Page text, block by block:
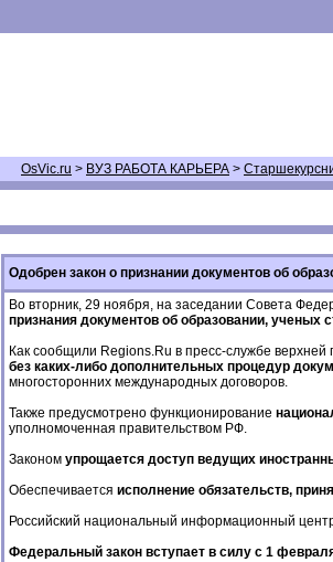
OsVic.ru > ВУЗ РАБОТА КАРЬЕРА >
Одобрен закон о признании документов об
Во вторник, 29 ноября, на заседании Совета
признания документов об образовании, ученых
Как сообщили Regions.Ru в пресс-службе
без каких-либо дополнительных процедур
многосторонних международных договоров.
Также предусмотрено функционирование
уполномоченная правительством РФ.
Законом упрощается доступ ведущих
Обеспечивается исполнение обязательств,
Российский национальный информационный
Федеральный закон вступает в силу с 1